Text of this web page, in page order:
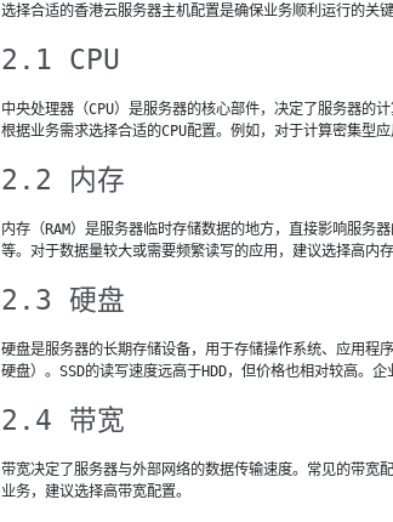
选择合适的香港云服务器主机配置是确保业务顺利运行的关
2.1 CPU
中央处理器（CPU）是服务器的核心部件，决定了服务器的
根据业务需求选择合适的CPU配置。例如，对于计算密集型
2.2 内存
内存（RAM）是服务器临时存储数据的地方，直接影响服务
等。对于数据量较大或需要频繁读写的应用，建议选择高内存
2.3 硬盘
硬盘是服务器的长期存储设备，用于存储操作系统、应用程
硬盘）。SSD的读写速度远高于HDD，但价格也相对较高。
2.4 带宽
带宽决定了服务器与外部网络的数据传输速度。常见的带宽
业务，建议选择高带宽配置。